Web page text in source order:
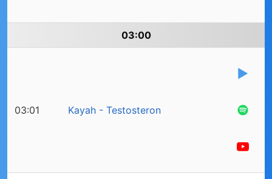
03:00
03:01 Kayah - Testosteron